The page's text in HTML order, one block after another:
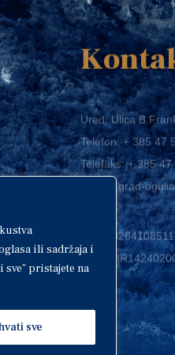
ili sadržaja i
sve" pristajete na
sve
Ured: Ulica
Telefon:+ 385 47
Telefaks:+ 385
E-mail:grad-
OIB: 58264108511
IBAN: